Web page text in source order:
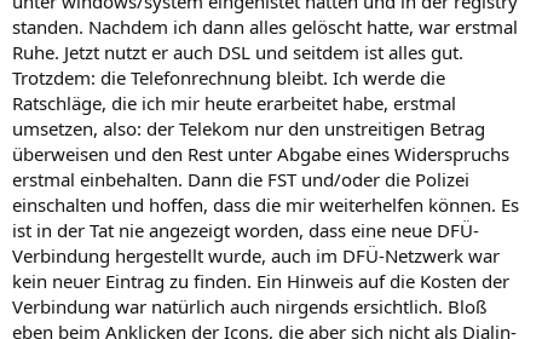
standen. Nachdem ich dann alles gelöscht hatte, war erstmal
Ruhe. Jetzt nutzt er auch DSL und seitdem ist alles gut.
Trotzdem: die Telefonrechnung bleibt. Ich werde die
Ratschläge, die ich mir heute erarbeitet habe, erstmal
umsetzen, also: der Telekom nur den unstreitigen Betrag
überweisen und den Rest unter Abgabe eines Widerspruchs
erstmal einbehalten. Dann die FST und/oder die Polizei
einschalten und hoffen, dass die mir weiterhelfen können. Es
ist in der Tat nie angezeigt worden, dass eine neue DFÜ-
Verbindung hergestellt wurde, auch im DFÜ-Netzwerk war
kein neuer Eintrag zu finden. Ein Hinweis auf die Kosten der
Verbindung war natürlich auch nirgends ersichtlich. Bloß
eben beim Anklicken der Icons, die aber sich nicht als Dialin-